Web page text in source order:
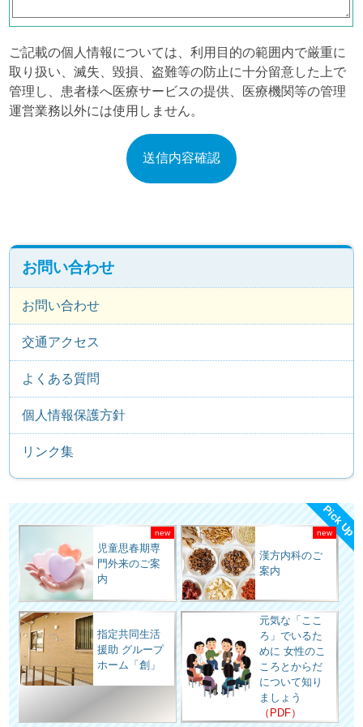
ご記載の個人情報については、利用目的の範囲内で厳重に
取り扱い、滅失、毀損、盗難等の防止に十分留意した上で
管理し、患者様へ医療サービスの提供、医療機関等の管理
運営業務以外には使用しません。
お問い合わせ
お問い合わせ
交通アクセス
よくある質問
個人情報保護方針
リンク集
Pick Up
児童思春期専
門外来のご案
内
漢方内科のご
案内
指定共同生活
援助 グループ
ホーム「創」
元気な「ここ
ろ」でいるた
めに 女性のこ
ころとからだ
について知り
ましょう
（PDF）